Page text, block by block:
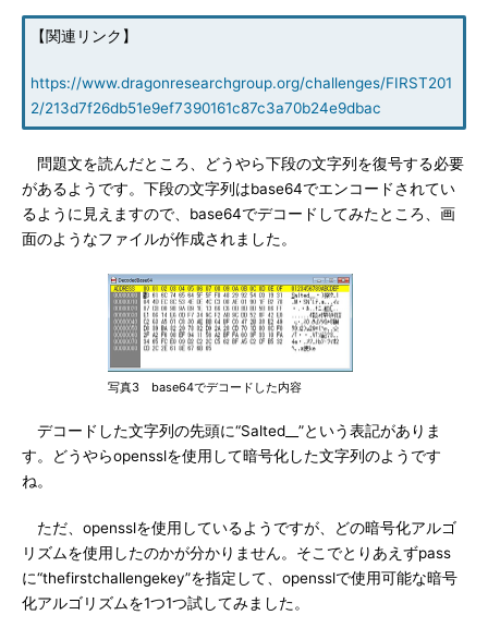
【関連リンク】
https://www.dragonresearchgroup.org/challenges/FIRST201
2/213d7f26db51e9ef7390161c87c3a70b24e9dbac
問題文を読んだところ、どうやら下段の文字列を復号する必要
があるようです。下段の文字列はbase64でエンコードされてい
るように見えますので、base64でデコードしてみたところ、画
面のようなファイルが作成されました。
写真3 base64でデコードした内容
デコードした文字列の先頭に“Salted__”という表記がありま
す。どうやらopensslを使用して暗号化した文字列のようです
ね。
ただ、opensslを使用しているようですが、どの暗号化アルゴ
リズムを使用したのかが分かりません。そこでとりあえずpass
に“thefirstchallengekey”を指定して、opensslで使用可能な暗号
化アルゴリズムを1つ1つ試してみました。